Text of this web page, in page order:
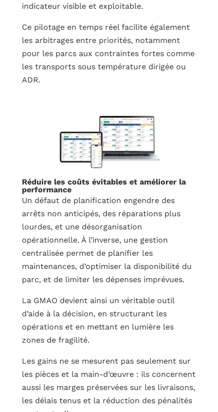
indicateur visible et exploitable.
Ce pilotage en temps réel facilite également
les arbitrages entre priorités, notamment
pour les parcs aux contraintes fortes comme
les transports sous température dirigée ou
ADR.
Réduire les coûts évitables et améliorer la
performance
Un défaut de planification engendre des
arrêts non anticipés, des réparations plus
lourdes, et une désorganisation
opérationnelle. À l’inverse, une gestion
centralisée permet de planifier les
maintenances, d’optimiser la disponibilité du
parc, et de limiter les dépenses imprévues.
La GMAO devient ainsi un véritable outil
d’aide à la décision, en structurant les
opérations et en mettant en lumière les
zones de fragilité.
Les gains ne se mesurent pas seulement sur
les pièces et la main-d’œuvre : ils concernent
aussi les marges préservées sur les livraisons,
les délais tenus et la réduction des pénalités